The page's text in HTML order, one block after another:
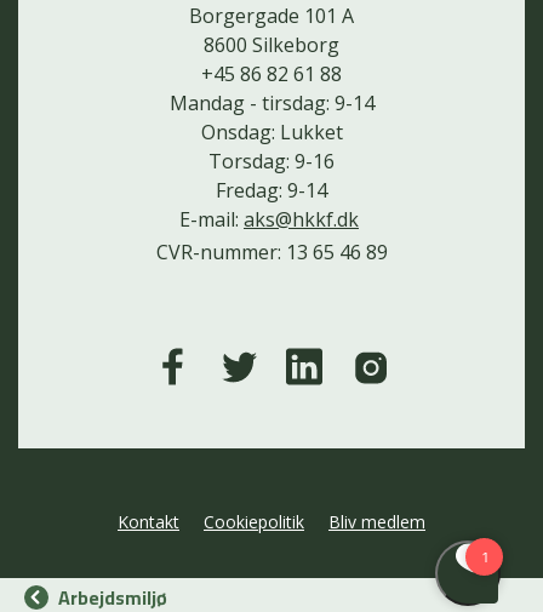
Borgergade 101 A
8600 Silkeborg
+45 86 82 61 88
Mandag - tirsdag: 9-14
Onsdag: Lukket
Torsdag: 9-16
Fredag: 9-14
E-mail: aks@hkkf.dk
CVR-nummer: 13 65 46 89
Kontakt Cookiepolitik Bliv medlem
Arbejdsmiljø